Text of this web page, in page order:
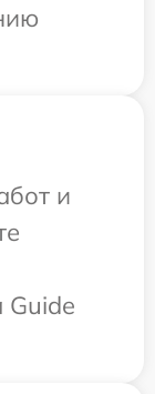
и
Guide